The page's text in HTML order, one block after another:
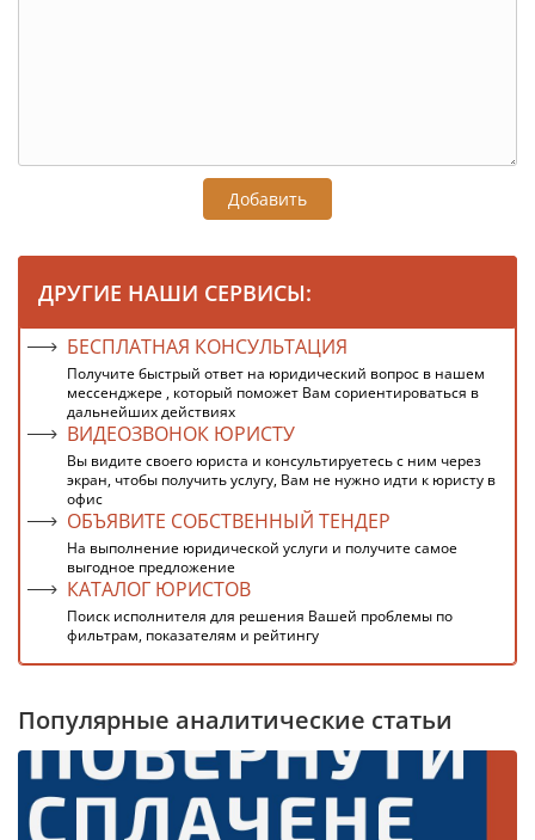
Добавить
ДРУГИЕ НАШИ СЕРВИСЫ:
БЕСПЛАТНАЯ КОНСУЛЬТАЦИЯ
Получите быстрый ответ на юридический вопрос в нашем
мессенджере , который поможет Вам сориентироваться в
дальнейших действиях
ВИДЕОЗВОНОК ЮРИСТУ
Вы видите своего юриста и консультируетесь с ним через
экран, чтобы получить услугу, Вам не нужно идти к юристу в
офис
ОБЪЯВИТЕ СОБСТВЕННЫЙ ТЕНДЕР
На выполнение юридической услуги и получите самое
выгодное предложение
КАТАЛОГ ЮРИСТОВ
Поиск исполнителя для решения Вашей проблемы по
фильтрам, показателям и рейтингу
Популярные аналитические статьи